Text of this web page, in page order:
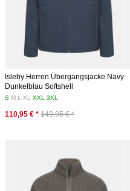
Isleby Herren Übergangsjacke Navy
Dunkelblau Softshell
S M L XLXXL3XL
110,95 € * 149,95 € *